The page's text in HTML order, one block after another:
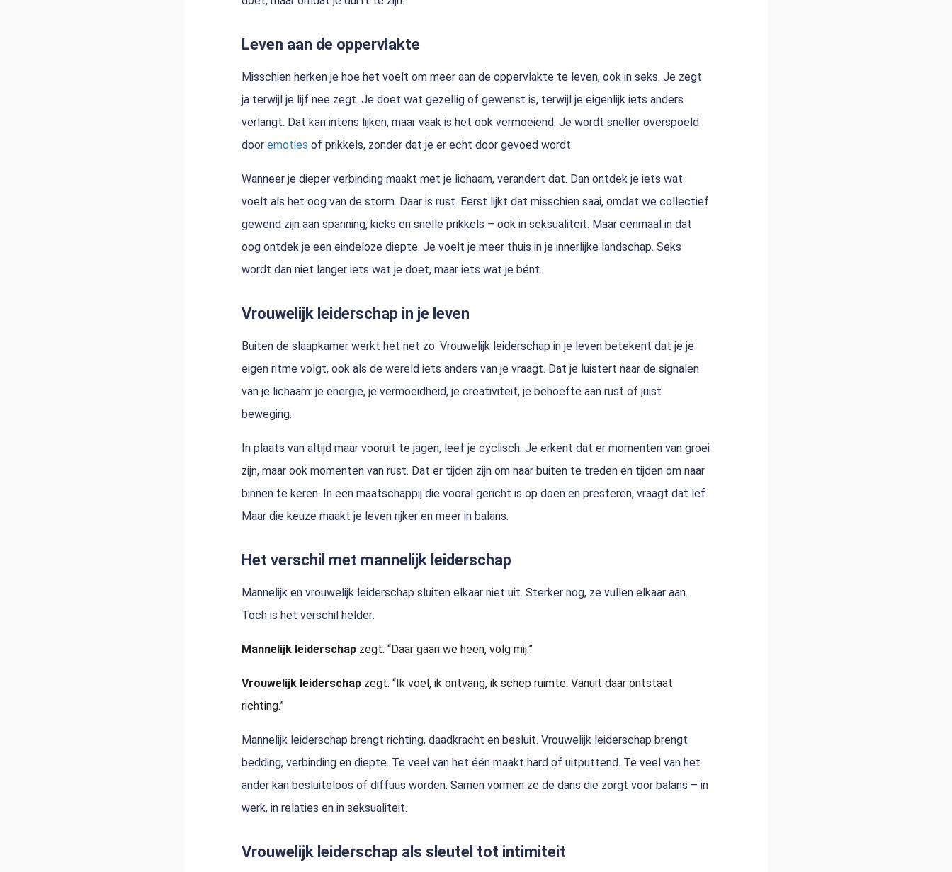
Leven aan de oppervlakte
Misschien herken je hoe het voelt om meer aan de oppervlakte te leven, ook in seks. Je zegt
ja terwijl je lijf nee zegt. Je doet wat gezellig of gewenst is, terwijl je eigenlijk iets anders
verlangt. Dat kan intens lijken, maar vaak is het ook vermoeiend. Je wordt sneller overspoeld
door emoties of prikkels, zonder dat je er echt door gevoed wordt.
Wanneer je dieper verbinding maakt met je lichaam, verandert dat. Dan ontdek je iets wat
voelt als het oog van de storm. Daar is rust. Eerst lijkt dat misschien saai, omdat we collectief
gewend zijn aan spanning, kicks en snelle prikkels – ook in seksualiteit. Maar eenmaal in dat
oog ontdek je een eindeloze diepte. Je voelt je meer thuis in je innerlijke landschap. Seks
wordt dan niet langer iets wat je doet, maar iets wat je bént.
Vrouwelijk leiderschap in je leven
Buiten de slaapkamer werkt het net zo. Vrouwelijk leiderschap in je leven betekent dat je je
eigen ritme volgt, ook als de wereld iets anders van je vraagt. Dat je luistert naar de signalen
van je lichaam: je energie, je vermoeidheid, je creativiteit, je behoefte aan rust of juist
beweging.
In plaats van altijd maar vooruit te jagen, leef je cyclisch. Je erkent dat er momenten van groei
zijn, maar ook momenten van rust. Dat er tijden zijn om naar buiten te treden en tijden om naar
binnen te keren. In een maatschappij die vooral gericht is op doen en presteren, vraagt dat lef.
Maar die keuze maakt je leven rijker en meer in balans.
Het verschil met mannelijk leiderschap
Mannelijk en vrouwelijk leiderschap sluiten elkaar niet uit. Sterker nog, ze vullen elkaar aan.
Toch is het verschil helder:
Mannelijk leiderschapzegt: “Daar gaan we heen, volg mij.”
Vrouwelijk leiderschapzegt: “Ik voel, ik ontvang, ik schep ruimte. Vanuit daar ontstaat
richting.”
Mannelijk leiderschap brengt richting, daadkracht en besluit. Vrouwelijk leiderschap brengt
bedding, verbinding en diepte. Te veel van het één maakt hard of uitputtend. Te veel van het
ander kan besluiteloos of diffuus worden. Samen vormen ze de dans die zorgt voor balans – in
werk, in relaties en in seksualiteit.
Vrouwelijk leiderschap als sleutel tot intimiteit